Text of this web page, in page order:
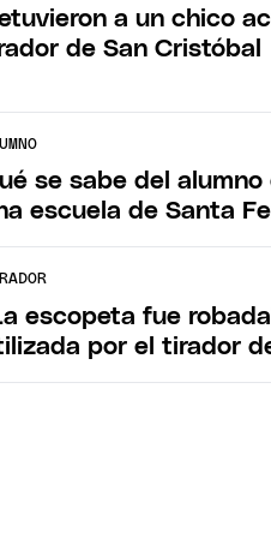
a un chico
de San Cristóbal
se sabe del
escuela de Santa
escopeta fue
por el tirador